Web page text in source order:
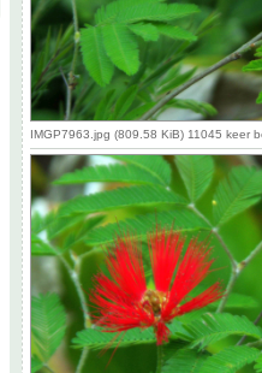
IMGP7963.jpg (809.58 KiB) 11045 keer